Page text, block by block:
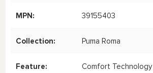
MPN: 39155403
Collection: Puma Roma
Feature: Comfort Technology